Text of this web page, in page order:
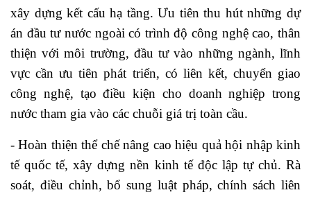
xây dựng kết cấu hạ tầng. Ưu tiên thu hút những dự
án đầu tư nước ngoài có trình độ công nghệ cao, thân
thiện với môi trường, đầu tư vào những ngành, lĩnh
vực cần ưu tiên phát triển, có liên kết, chuyển giao
công nghệ, tạo điều kiện cho doanh nghiệp trong
nước tham gia vào các chuỗi giá trị toàn cầu.
- Hoàn thiện thể chế nâng cao hiệu quả hội nhập kinh
tế quốc tế, xây dựng nền kinh tế độc lập tự chủ. Rà
soát, điều chỉnh, bổ sung luật pháp, chính sách liên